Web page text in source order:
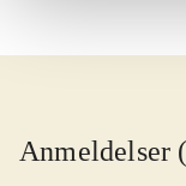
Anmeldelser